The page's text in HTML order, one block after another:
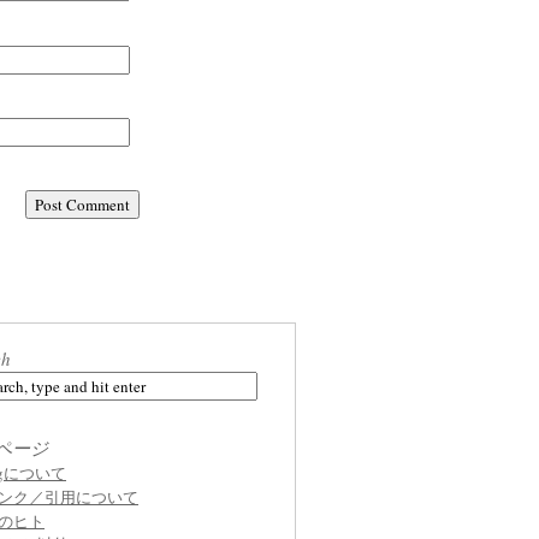
ージ
ついて
ク／引用について
ヒト